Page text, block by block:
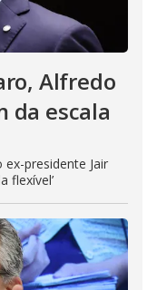
Alfredo
da escala
presidente Jair
flexível’